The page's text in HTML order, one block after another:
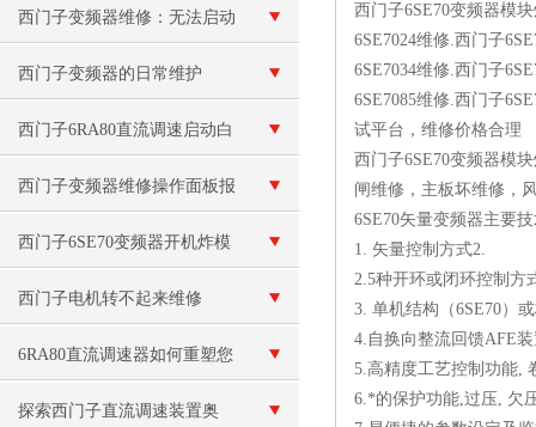
示“e”报警
西门子变频器维修：无法启动
西门子变频器的日常维护
西门子6RA80直流调速启动白
屏故障维修（现场检测）
西门子变频器维修操作面板报
警“E”故障
西门子6SE70变频器开机炸模
块维修
西门子电机转不起来维修
6RA80直流调速器如何重塑您
的设备性能与生产效率
探索西门子直流调速装置奥
西门子6SE70变频器模
6SE7024维修.西门子
6SE7034维修.西门子
6SE7085维修.西门子
试平台，维修价格合理
西门子6SE70变频器模
闸维修，主板坏维修，
6SE70矢量变频器主要
1. 矢量控制方式2.
2.5种开环或闭环控制方
3. 单机结构（6SE70）
4.自换向整流回馈AFE
5.高精度工艺控制功能,
6.*的保护功能,过压, 欠